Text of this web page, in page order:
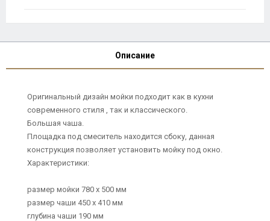
Описание
Оригинальный дизайн мойки подходит как в кухни
современного стиля , так и классического.
Большая чаша.
Площадка под смеситель находится сбоку, данная
конструкция позволяет установить мойку под окно.
Характеристики:
размер мойки 780 х 500 мм
размер чаши 450 х 410 мм
глубина чаши 190 мм